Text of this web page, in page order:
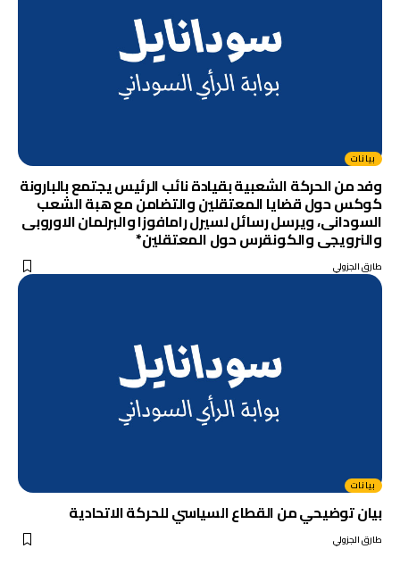
بيانات
وفد من الحركة الشعبية بقيادة نائب الرئيس يجتمع بالبارونة
كوكس حول قضايا المعتقلين والتضامن مع هبة الشعب
السودانى، ويرسل رسائل لسيرل رامافوزا والبرلمان الاوروبى
والنرويجى والكونقرس حول المعتقلين*
طارق الجزولي
بيانات
بيان توضيحي من القطاع السياسي للحركة الاتحادية
طارق الجزولي